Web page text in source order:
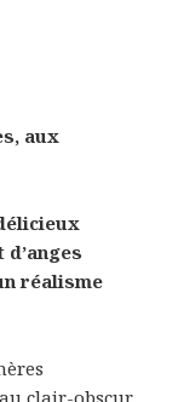
aux
réalisme